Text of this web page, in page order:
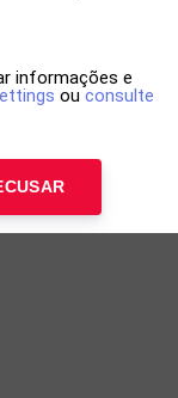
informações e
ou consulte